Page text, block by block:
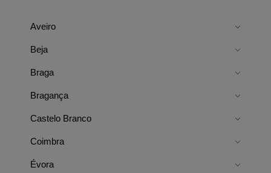
Aveiro
Beja
Braga
Bragança
Castelo Branco
Coimbra
Évora